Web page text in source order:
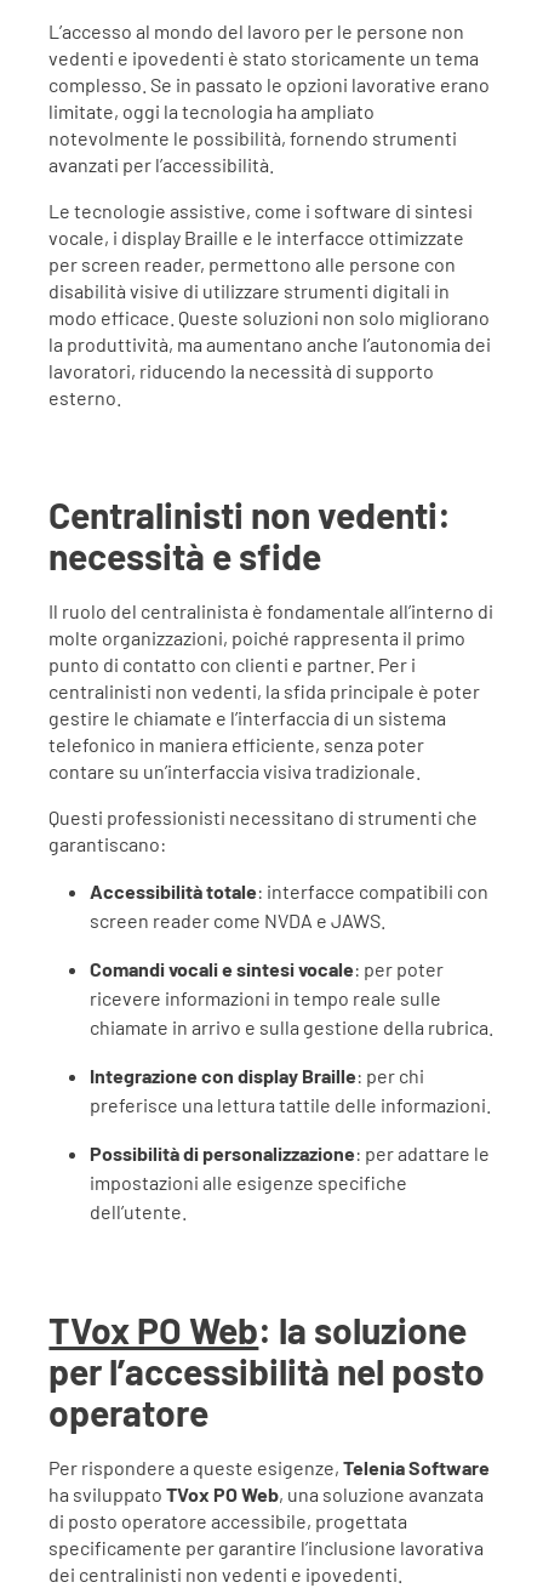
L’accesso al mondo del lavoro per le persone non
vedenti e ipovedenti è stato storicamente un tema
complesso. Se in passato le opzioni lavorative erano
limitate, oggi la tecnologia ha ampliato
notevolmente le possibilità, fornendo strumenti
avanzati per l’accessibilità.
Le tecnologie assistive, come i software di sintesi
vocale, i display Braille e le interfacce ottimizzate
per screen reader, permettono alle persone con
disabilità visive di utilizzare strumenti digitali in
modo efficace. Queste soluzioni non solo migliorano
la produttività, ma aumentano anche l’autonomia dei
lavoratori, riducendo la necessità di supporto
esterno.
Centralinisti non vedenti:
necessità e sfide
Il ruolo del centralinista è fondamentale all’interno di
molte organizzazioni, poiché rappresenta il primo
punto di contatto con clienti e partner. Per i
centralinisti non vedenti, la sfida principale è poter
gestire le chiamate e l’interfaccia di un sistema
telefonico in maniera efficiente, senza poter
contare su un’interfaccia visiva tradizionale.
Questi professionisti necessitano di strumenti che
garantiscano:
Accessibilità totale: interfacce compatibili con
screen reader come NVDA e JAWS.
Comandi vocali e sintesi vocale: per poter
ricevere informazioni in tempo reale sulle
chiamate in arrivo e sulla gestione della rubrica.
Integrazione con display Braille: per chi
preferisce una lettura tattile delle informazioni.
Possibilità di personalizzazione: per adattare le
impostazioni alle esigenze specifiche
dell’utente.
TVox PO Web: la soluzione
per l’accessibilità nel posto
operatore
Per rispondere a queste esigenze,Telenia Software
ha sviluppatoTVox PO Web, una soluzione avanzata
di posto operatore accessibile, progettata
specificamente per garantire l’inclusione lavorativa
dei centralinisti non vedenti e ipovedenti.